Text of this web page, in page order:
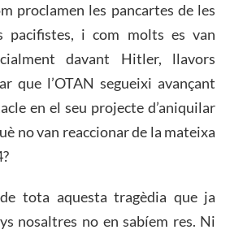
proclamen les pancartes de les
pacifistes, i com molts es van
davant Hitler, llavors
que l’OTAN segueixi avançant
en el seu projecte d’aniquilar
no van reaccionar de la mateixa
tota aquesta tragèdia que ja
nosaltres no en sabíem res. Ni